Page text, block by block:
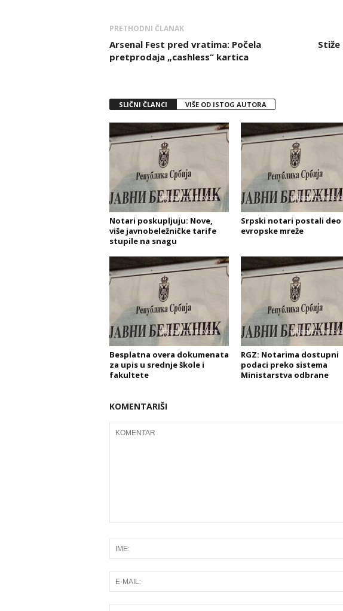
PRETHODNI ČLANAK
Arsenal Fest pred vratima: Počela
pretprodaja „cashless“ kartica
Stiže
SLIČNI ČLANCI VIŠE OD ISTOG AUTORA
Notari poskupljuju: Nove,
više javnobeležničke tarife
stupile na snagu
Srpski notari postali deo
evropske mreže
Besplatna overa dokumenata
za upis u srednje škole i
fakultete
RGZ: Notarima dostupni
podaci preko sistema
Ministarstva odbrane
KOMENTARIŠI